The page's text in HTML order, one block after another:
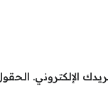
الإلكتروني.